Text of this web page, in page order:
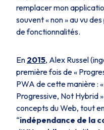
remplacer mon
souvent « non » au vu
de fonctionnalités.
En 2015, Alex Russel
première fois de «
PWA de cette manière :
Progressive, Not Hybrid
concepts du Web, tout
“indépendance de la